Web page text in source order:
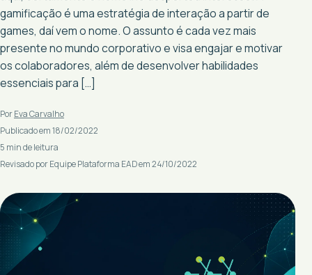
gamificação é uma estratégia de interação a partir de
games, daí vem o nome. O assunto é cada vez mais
presente no mundo corporativo e visa engajar e motivar
os colaboradores, além de desenvolver habilidades
essenciais para […]
PorEva Carvalho
Publicado em 18/02/2022
5 min de leitura
Revisado por Equipe Plataforma EAD em 24/10/2022